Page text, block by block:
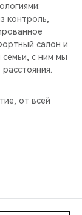
контроль,
салон и
с ним мы
от всей